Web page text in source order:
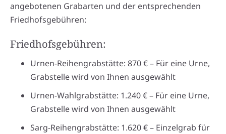
angebotenen Grabarten und der entsprechenden
Friedhofsgebühren:
Friedhofsgebühren:
Urnen-Reihengrabstätte: 870 € – Für eine Urne,
Grabstelle wird von Ihnen ausgewählt
Urnen-Wahlgrabstätte: 1.240 € – Für eine Urne,
Grabstelle wird von Ihnen ausgewählt
Sarg-Reihengrabstätte: 1.620 € – Einzelgrab für